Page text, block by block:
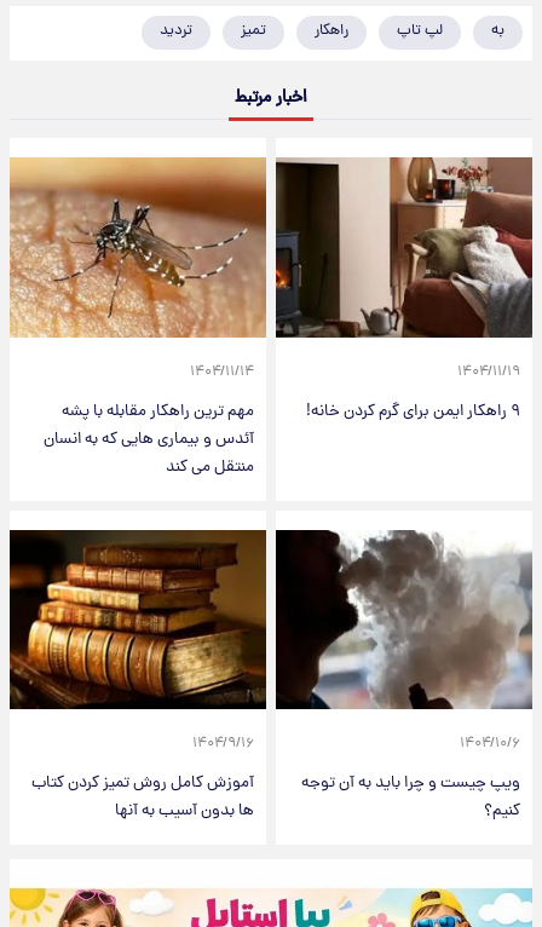
به لپ تاپ راهکار تمیز تردید
اخبار مرتبط
۱۴۰۴/۱۱/۱۹
۹ راهکار ایمن برای گرم کردن خانه!
۱۴۰۴/۱۱/۱۴
مهم ترین راهکار مقابله با پشه
آئدس و بیماری هایی که به انسان
منتقل می کند
۱۴۰۴/۱۰/۶
ویپ چیست و چرا باید به آن توجه
کنیم؟
۱۴۰۴/۹/۱۶
آموزش کامل روش تمیز کردن کتاب
ها بدون آسیب به آنها